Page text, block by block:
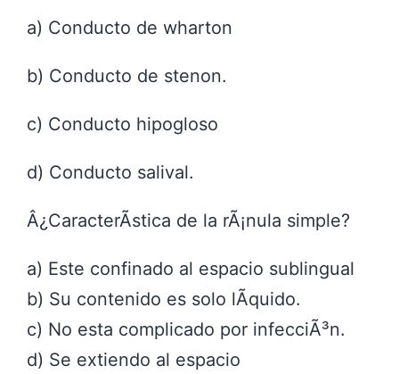
a) Conducto de wharton
b) Conducto de stenon.
c) Conducto hipogloso
d) Conducto salival.
Â¿CaracterÃ­stica de la rÃ¡nula simple?
a) Este confinado al espacio sublingual
b) Su contenido es solo lÃ­quido.
c) No esta complicado por infecciÃ³n.
d) Se extiendo al espacio